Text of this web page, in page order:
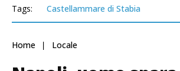
Tags: Castellammare di Stabia
Home Locale